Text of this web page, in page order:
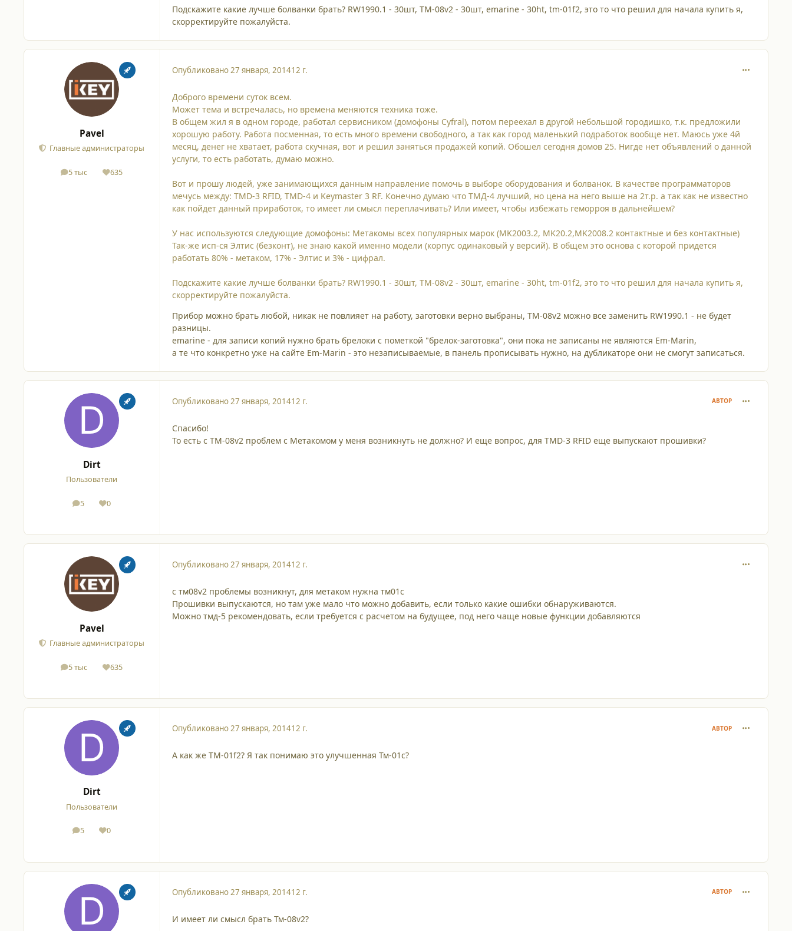
Подскажите какие лучше болванки брать? RW1990.1 - 30шт, TM-08v2 - 30шт, emarine - 30ht, tm-01f2, это то что решил для начала купить я,
скорректируйте пожалуйста.
Pavel
Главные администраторы
5 тыс
сообщения635
Репутация
Опубликовано27 января, 201412 г.
Доброго времени суток всем.
Может тема и встречалась, но времена меняются техника тоже.
В общем жил я в одном городе, работал сервисником (домофоны Cyfral), потом переехал в другой небольшой городишко, т.к. предложили
хорошую работу. Работа посменная, то есть много времени свободного, а так как город маленький подработок вообще нет. Маюсь уже 4й
месяц, денег не хватает, работа скучная, вот и решил заняться продажей копий. Обошел сегодня домов 25. Нигде нет объявлений о данной
услуги, то есть работать, думаю можно.
Вот и прошу людей, уже занимающихся данным направление помочь в выборе оборудования и болванок. В качестве программаторов
мечусь между: TMD-3 RFID, TMD-4 и Keymaster 3 RF. Конечно думаю что ТМД-4 лучший, но цена на него выше на 2т.р. а так как не известно
как пойдет данный приработок, то имеет ли смысл переплачивать? Или имеет, чтобы избежать геморроя в дальнейшем?
У нас используются следующие домофоны: Метакомы всех популярных марок (MK2003.2, MK20.2,MK2008.2 контактные и без контактные)
Так-же исп-ся Элтис (безконт), не знаю какой именно модели (корпус одинаковый у версий). В общем это основа с которой придется
работать 80% - метаком, 17% - Элтис и 3% - цифрал.
Подскажите какие лучше болванки брать? RW1990.1 - 30шт, TM-08v2 - 30шт, emarine - 30ht, tm-01f2, это то что решил для начала купить я,
скорректируйте пожалуйста.
Прибор можно брать любой, никак не повлияет на работу, заготовки верно выбраны, TM-08v2 можно все заменить RW1990.1 - не будет
разницы.
emarine - для записи копий нужно брать брелоки с пометкой "брелок-заготовка", они пока не записаны не являются Em-Marin,
а те что конкретно уже на сайте Em-Marin - это незаписываемые, в панель прописывать нужно, на дубликаторе они не смогут записаться.
Dirt
Пользователи
5
сообщения
0
Репутация
Опубликовано27 января, 201412 г. АВТОР
Спасибо!
То есть с TM-08v2 проблем с Метакомом у меня возникнуть не должно? И еще вопрос, для TMD-3 RFID еще выпускают прошивки?
Pavel
Главные администраторы
5 тыс
сообщения635
Репутация
Опубликовано27 января, 201412 г.
с тм08v2 проблемы возникнут, для метаком нужна тм01с
Прошивки выпускаются, но там уже мало что можно добавить, если только какие ошибки обнаруживаются.
Можно тмд-5 рекомендовать, если требуется с расчетом на будущее, под него чаще новые функции добавляются
Dirt
Пользователи
5
сообщения
0
Репутация
Опубликовано27 января, 201412 г. АВТОР
А как же ТМ-01f2? Я так понимаю это улучшенная Тм-01с?
Опубликовано27 января, 201412 г. АВТОР
И имеет ли смысл брать Тм-08v2?